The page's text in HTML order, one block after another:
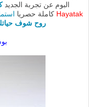
البوم عن تجربة الجديد
Hayatak كاملة حصريا
روح شوف